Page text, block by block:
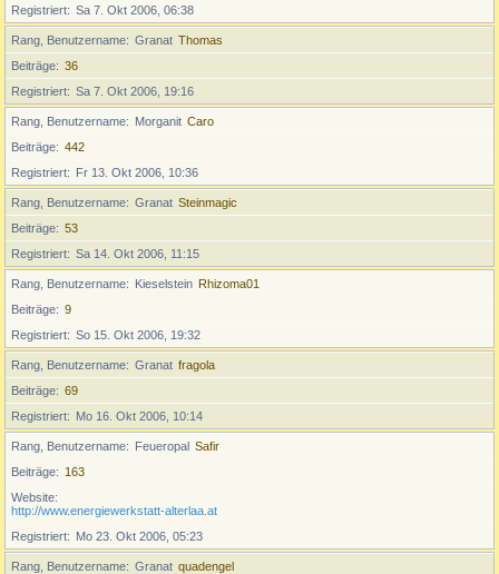
Registriert
Sa 7. Okt 2006, 06:38
Rang, Benutzername Granat Thomas
Beiträge
36
Registriert
Sa 7. Okt 2006, 19:16
Rang, Benutzername Morganit Caro
Beiträge
442
Registriert
Fr 13. Okt 2006, 10:36
Rang, Benutzername Granat Steinmagic
Beiträge
53
Registriert
Sa 14. Okt 2006, 11:15
Rang, Benutzername Kieselstein Rhizoma01
Beiträge
9
Registriert
So 15. Okt 2006, 19:32
Rang, Benutzername Granat fragola
Beiträge
69
Registriert
Mo 16. Okt 2006, 10:14
Rang, Benutzername Feueropal Safir
Beiträge
163
Website
http://www.energiewerkstatt-alterlaa.at
Registriert
Mo 23. Okt 2006, 05:23
Rang, Benutzername Granat quadengel